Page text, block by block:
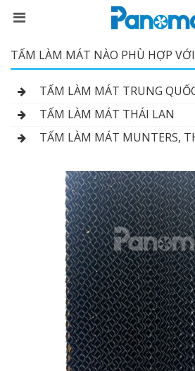
TẤM LÀM MÁT NÀO PHÙ HỢP VỚI
TẤM LÀM MÁT TRUNG
TẤM LÀM MÁT THÁI LAN
TẤM LÀM MÁT MUNTERS,